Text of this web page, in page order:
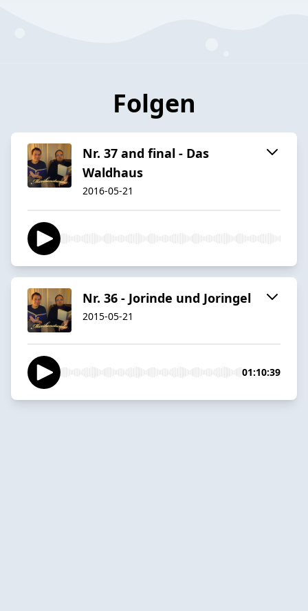
Folgen
Nr. 37 and final - Das
Waldhaus
2016-05-21
Nr. 36 - Jorinde und Joringel
2015-05-21
01:10:39